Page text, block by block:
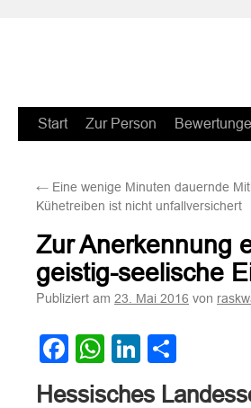
Zum
springen
Start Zur Person
← Eine wenige Minuten dauernde
Kühetreiben ist nicht unfallversichert
Zur Anerkennung
geistig-seelische
Publiziert am 23. Mai 2016 von
Facebook
WhatsApp
LinkedIn
Hessisches